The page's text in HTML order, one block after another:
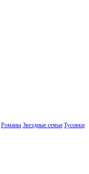
Романы Звездные семьи Тусовки